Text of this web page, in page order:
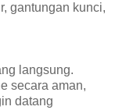
gantungan kunci,
langsung.
secara aman,
datang